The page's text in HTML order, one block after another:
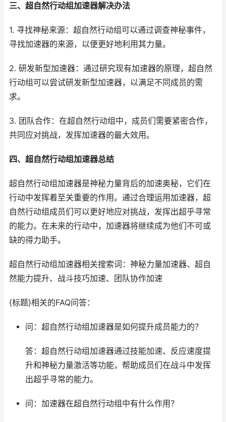
三、超自然行动组加速器解决办法
1. 寻找神秘来源：超自然行动组可以通过调查神秘事件，
寻找加速器的来源，以便更好地利用其力量。
2. 研发新型加速器：通过研究现有加速器的原理，超自然
行动组可以尝试研发新型加速器，以满足不同成员的需
求。
3. 团队合作：在超自然行动组中，成员们需要紧密合作，
共同应对挑战，发挥加速器的最大效用。
四、超自然行动组加速器总结
超自然行动组加速器是神秘力量背后的加速奥秘，它们在
行动中发挥着至关重要的作用。通过合理运用加速器，超
自然行动组成员们可以更好地应对挑战，发挥出超乎寻常
的能力。在未来的行动中，加速器将继续成为他们不可或
缺的得力助手。
超自然行动组加速器相关搜索词：神秘力量加速器、超自
然能力提升、战斗技巧加速、团队协作加速
{标题}相关的FAQ问答：
问：超自然行动组加速器是如何提升成员能力的？
答：超自然行动组加速器通过技能加速、反应速度提
升和神秘力量激活等功能，帮助成员们在战斗中发挥
出超乎寻常的能力。
问：加速器在超自然行动组中有什么作用？